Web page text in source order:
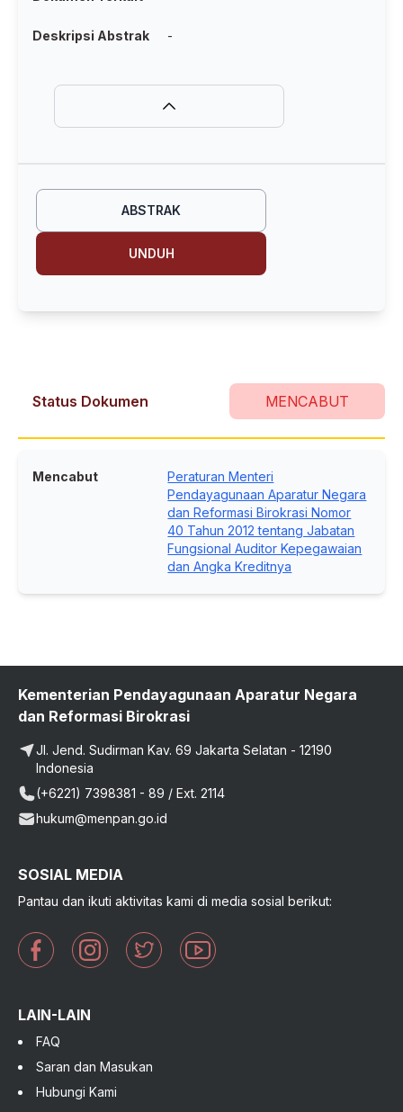
Deskripsi Abstrak -
ABSTRAK
UNDUH
Status Dokumen MENCABUT
Mencabut
Peraturan Menteri
Pendayagunaan Aparatur Negara
dan Reformasi Birokrasi Nomor
40 Tahun 2012 tentang Jabatan
Fungsional Auditor Kepegawaian
dan Angka Kreditnya
Kementerian Pendayagunaan Aparatur Negara
dan Reformasi Birokrasi
Jl. Jend. Sudirman Kav. 69 Jakarta Selatan - 12190
Indonesia
(+6221) 7398381 - 89 / Ext. 2114
hukum@menpan.go.id
SOSIAL MEDIA
Pantau dan ikuti aktivitas kami di media sosial berikut:
LAIN-LAIN
FAQ
Saran dan Masukan
Hubungi Kami